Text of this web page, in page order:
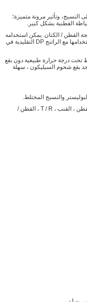
وتأثير مرونة متميزة؛
القطنية بشكل كبير.
القطن / الكتان. يمكن استخدامه
مع قليل من الصبغة، وكيل تثبيت الصبغة،يمكن أيضا استخدامها مع الراتنج DP التقليدية في
تحت درجة حرارة طبيعية دون بقع
بقع شحوم السيليكون ، سهلة
2يمكن استخدامه في ترفيف جميع أنواع النسيج مثل القطن ، القنب ، T / R ، القطن /